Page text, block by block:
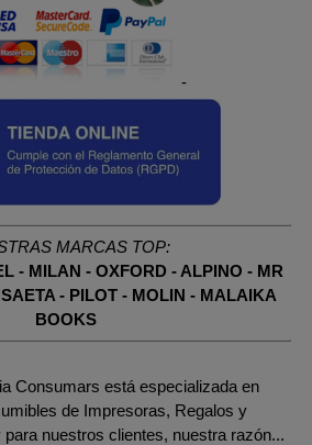
-
MARCAS TOP:
- MILAN - OXFORD - ALPINO - MR
- PILOT- MOLIN - MALAIKA
BOOKS
Consumars está especializada en
de Impresoras, Regalos y
nuestros clientes, nuestra razón...